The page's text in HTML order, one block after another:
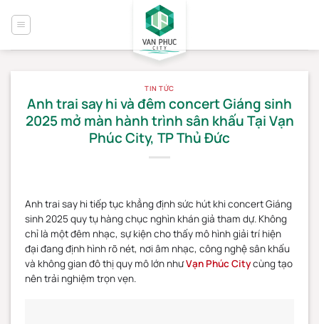
qua
nội
dung
TIN TỨC
Anh trai say hi và đêm concert Giáng sinh
2025 mở màn hành trình sân khấu Tại Vạn
Phúc City, TP Thủ Đức
Anh trai say hi tiếp tục khẳng định sức hút khi concert Giáng
sinh 2025 quy tụ hàng chục nghìn khán giả tham dự. Không
chỉ là một đêm nhạc, sự kiện cho thấy mô hình giải trí hiện
đại đang định hình rõ nét, nơi âm nhạc, công nghệ sân khấu
và không gian đô thị quy mô lớn nhưVạn Phúc Citycùng tạo
nên trải nghiệm trọn vẹn.